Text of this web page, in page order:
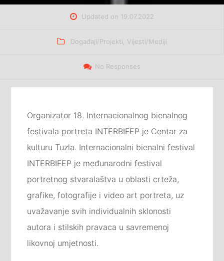
Updated on 19.07.2022
Categories
Događaji/Projekti Vijesti/Mediji
No Responses
Organizator 18. Internacionalnog bienalnog
festivala portreta INTERBIFEP je Centar za
kulturu Tuzla. Internacionalni bienalni festival
INTERBIFEP je međunarodni festival
portretnog stvaralaštva u oblasti crteža,
grafike, fotografije i video art portreta, uz
uvažavanje svih individualnih sklonosti
autora i stilskih pravaca u savremenoj
likovnoj umjetnosti.